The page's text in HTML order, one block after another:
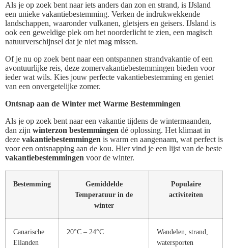
Als je op zoek bent naar iets anders dan zon en strand, is IJsland
een unieke vakantiebestemming. Verken de indrukwekkende
landschappen, waaronder vulkanen, gletsjers en geisers. IJsland is
ook een geweldige plek om het noorderlicht te zien, een magisch
natuurverschijnsel dat je niet mag missen.
Of je nu op zoek bent naar een ontspannen strandvakantie of een
avontuurlijke reis, deze zomervakantiebestemmingen bieden voor
ieder wat wils. Kies jouw perfecte vakantiebestemming en geniet
van een onvergetelijke zomer.
Ontsnap aan de Winter met Warme Bestemmingen
Als je op zoek bent naar een vakantie tijdens de wintermaanden,
dan zijn winterzon bestemmingen dé oplossing. Het klimaat in
deze vakantiebestemmingen is warm en aangenaam, wat perfect is
voor een ontsnapping aan de kou. Hier vind je een lijst van de beste
vakantiebestemmingen voor de winter.
Bestemming
Gemiddelde
Temperatuur in de
winter
Populaire
activiteiten
Canarische
Eilanden
20°C – 24°C
Wandelen, strand,
watersporten